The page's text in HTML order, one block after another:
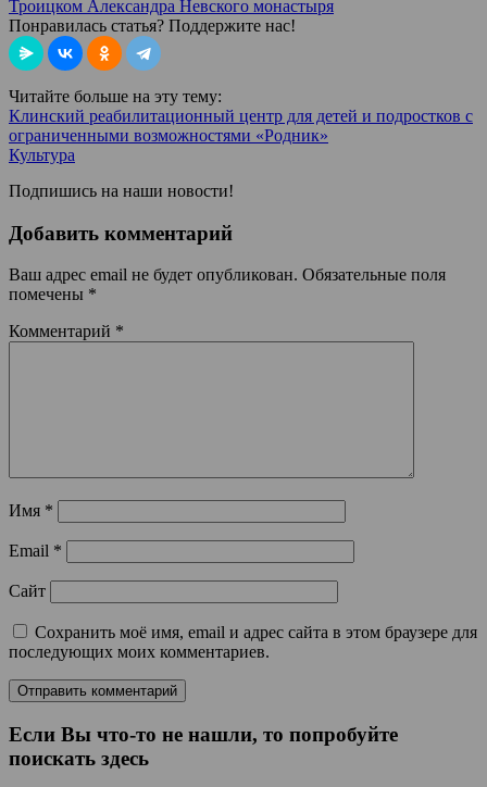
Троицком Александра Невского монастыря
Понравилась статья? Поддержите нас!
Читайте больше на эту тему:
Клинский реабилитационный центр для детей и подростков с
ограниченными возможностями «Родник»
Культура
Подпишись на наши новости!
Добавить комментарий
Ваш адрес email не будет опубликован. Обязательные поля
помечены *
Комментарий *
Имя *
Email *
Сайт
Сохранить моё имя, email и адрес сайта в этом браузере для
последующих моих комментариев.
Если Вы что-то не нашли, то попробуйте
поискать здесь